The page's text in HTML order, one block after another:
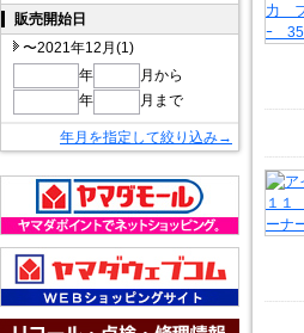
販売開始日
〜2021年12月(1)
年
月から
年
月まで
年月を指定して絞り込み→